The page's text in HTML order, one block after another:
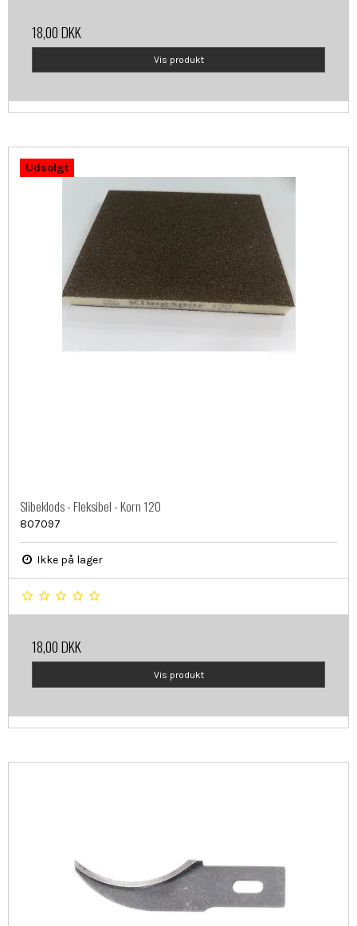
18,00 DKK
Vis produkt
Udsolgt
Slibeklods - Fleksibel - Korn 120
807097
Ikke på lager
18,00 DKK
Vis produkt